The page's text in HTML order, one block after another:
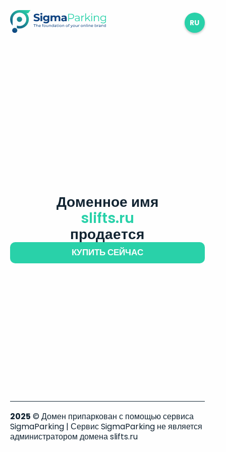
RU
Доменное имя
slifts.ru
продается
КУПИТЬ СЕЙЧАС
2025 © Домен припаркован с помощью сервиса
SigmaParking | Сервис SigmaParking не является
администратором домена slifts.ru